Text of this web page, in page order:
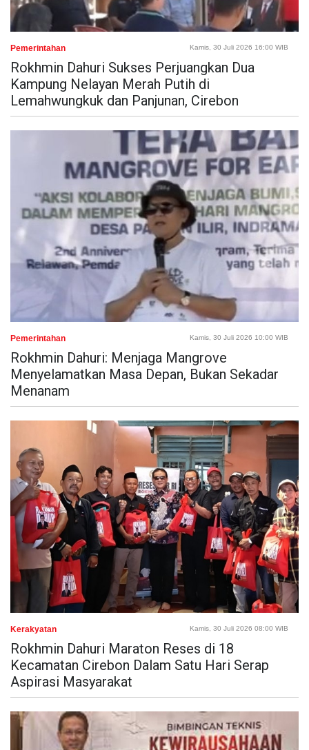
Pemerintahan Kamis, 30 Juli 2026 16:00 WIB
Rokhmin Dahuri Sukses Perjuangkan Dua
Kampung Nelayan Merah Putih di
Lemahwungkuk dan Panjunan, Cirebon
Pemerintahan Kamis, 30 Juli 2026 10:00 WIB
Rokhmin Dahuri: Menjaga Mangrove
Menyelamatkan Masa Depan, Bukan Sekadar
Menanam
Kerakyatan Kamis, 30 Juli 2026 08:00 WIB
Rokhmin Dahuri Maraton Reses di 18
Kecamatan Cirebon Dalam Satu Hari Serap
Aspirasi Masyarakat